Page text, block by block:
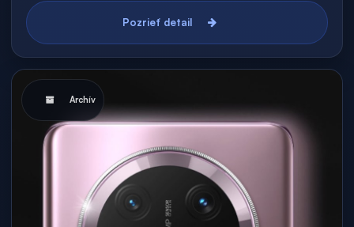
Pozrieť detail
Archív